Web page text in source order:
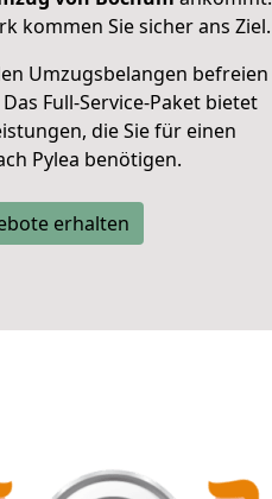
kommen Sie sicher ans Ziel.
Umzugsbelangen befreien
Das Full-Service-Paket bietet
die Sie für einen
Pylea benötigen.
erhalten